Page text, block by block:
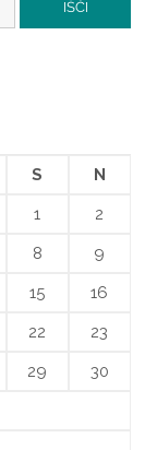
S N
1
2
8
9
15
16
22
23
29
30